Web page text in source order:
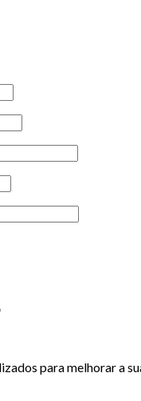
para melhorar a